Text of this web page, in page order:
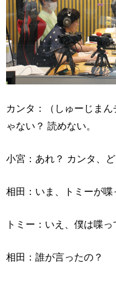
カンタ：（しゅーじま
ゃない？ 読めない。
小宮：あれ？ カンタ、
相田：いま、トミーが喋
トミー：いえ、僕は喋っ
相田：誰が言ったの？